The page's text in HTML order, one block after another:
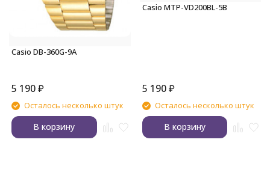
Casio DB-360G-9A
5 190₽
Осталось несколько штук
В корзину
Casio MTP-VD200BL-5B
5 190 ₽
Осталось несколько штук
В корзину